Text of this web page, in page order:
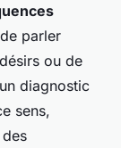
parler
ou de
diagnostic
sens,